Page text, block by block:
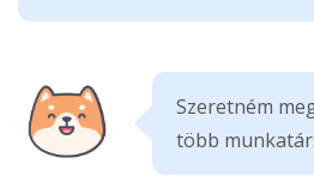
Szeretném
több